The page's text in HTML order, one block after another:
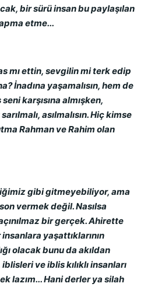
bir sürü insan bu paylaşılan
etme...
mı ettin, sevgilin mi terk edip
İnadına yaşamalısın, hem de
karşısına almışken,
asılmalısın. Hiç kimse
Rahman ve Rahim olan
gibi gitmeyebiliyor, ama
vermek değil. Nasılsa
bir gerçek. Ahirette
yaşattıklarının
olacak bunu da akıldan
ve iblis kılıklı insanları
lazım... Hani derler ya silah